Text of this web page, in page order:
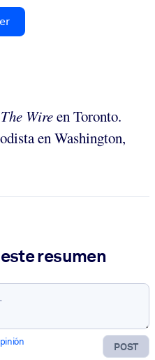
The Wireen Toronto.
en Washington,
resumen
POST